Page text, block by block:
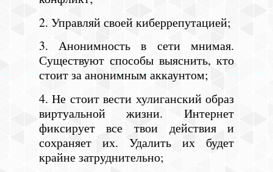
2. Управляй своей киберрепутацией;
3. Анонимность в сети мнимая.
Существуют способы выяснить, кто
стоит за анонимным аккаунтом;
4. Не стоит вести хулиганский образ
виртуальной жизни. Интернет
фиксирует все твои действия и
сохраняет их. Удалить их будет
крайне затруднительно;